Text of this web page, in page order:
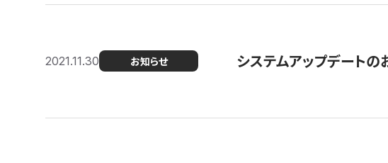
2021.11.30 お知らせ システムアップデートの